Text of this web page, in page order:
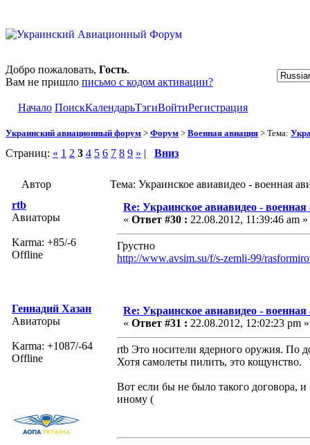
Добро пожаловать, Гость.
Вам не пришло письмо с кодом активации?
Начало ПоискКалендарьТэгиВойтиРегистрация
Украинский авиационный форум > Форум > Военная авиация > Тема:
Страниц: « 1 2 3 4 5 6 7 8 9 » | Вниз
Автор
Тема: Украинское авиавидео - военная
rtb
Авиаторы
Karma: +85/-6
Offline
Re: Украинское авиавидео -
« Ответ #30 : 22.08.2012, 11:39:46 am »
Грустно
http://www.avsim.su/f/s-zemli-99/
Геннадий Хазан
Авиаторы
Karma: +1087/-64
Offline
Re: Украинское авиавидео -
« Ответ #31 : 22.08.2012, 12:02:23 pm »
rtb Это носители ядерного оружия. По
Хотя самолеты пилить, это кощунство.
Вот если бы не было такого договора,
иному (